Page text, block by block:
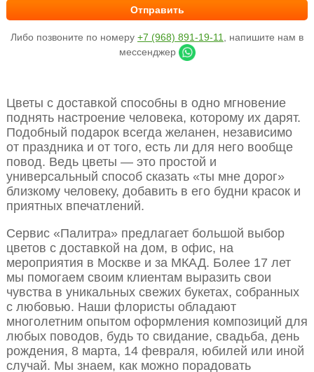
Либо позвоните по номеру +7 (968) 891-19-11
, напишите нам в
мессенджер
Цветы с доставкой способны в одно мгновение
поднять настроение человека, которому их дарят.
Подобный подарок всегда желанен, независимо
от праздника и от того, есть ли для него вообще
повод. Ведь цветы — это простой и
универсальный способ сказать «ты мне дорог»
близкому человеку, добавить в его будни красок и
приятных впечатлений.
Сервис «Палитра» предлагает большой выбор
цветов с доставкой на дом, в офис, на
мероприятия в Москве и за МКАД. Более 17 лет
мы помогаем своим клиентам выразить свои
чувства в уникальных свежих букетах, собранных
с любовью. Наши флористы обладают
многолетним опытом оформления композиций для
любых поводов, будь то свидание, свадьба, день
рождения, 8 марта, 14 февраля, юбилей или иной
случай. Мы знаем, как можно порадовать